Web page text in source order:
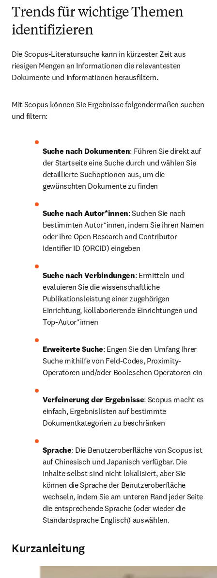
Trends für wichtige Themen
identifizieren
Die Scopus-Literatursuche kann in kürzester Zeit aus
riesigen Mengen an Informationen die relevantesten
Dokumente und Informationen herausfiltern.
Mit Scopus können Sie Ergebnisse folgendermaßen suchen
und filtern:
Suche nach Dokumenten: Führen Sie direkt auf
der Startseite eine Suche durch und wählen Sie
detaillierte Suchoptionen aus, um die
gewünschten Dokumente zu finden
Suche nach Autor*innen: Suchen Sie nach
bestimmten Autor*innen, indem Sie ihren Namen
oder ihre Open Research and Contributor
Identifier ID (ORCID) eingeben
Suche nach Verbindungen: Ermitteln und
evaluieren Sie die wissenschaftliche
Publikationsleistung einer zugehörigen
Einrichtung, kollaborierende Einrichtungen und
Top-Autor*innen
Erweiterte Suche: Engen Sie den Umfang Ihrer
Suche mithilfe von Feld-Codes, Proximity-
Operatoren und/oder Booleschen Operatoren ein
Verfeinerung der Ergebnisse: Scopus macht es
einfach, Ergebnislisten auf bestimmte
Dokumentkategorien zu beschränken
Sprache: Die Benutzeroberfläche von Scopus ist
auf Chinesisch und Japanisch verfügbar. Die
Inhalte selbst sind nicht lokalisiert, aber Sie
können die Sprache der Benutzeroberfläche
wechseln, indem Sie am unteren Rand jeder Seite
die entsprechende Sprache (oder wieder die
Standardsprache Englisch) auswählen.
Kurzanleitung